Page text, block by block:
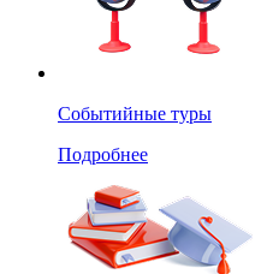
Событийные туры
Подробнее